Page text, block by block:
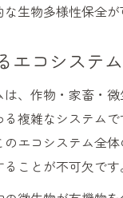
生物多様性保全が
エコシステ
、作物・家畜・微
複雑なシステム
エコシステム全
ことが不可欠です